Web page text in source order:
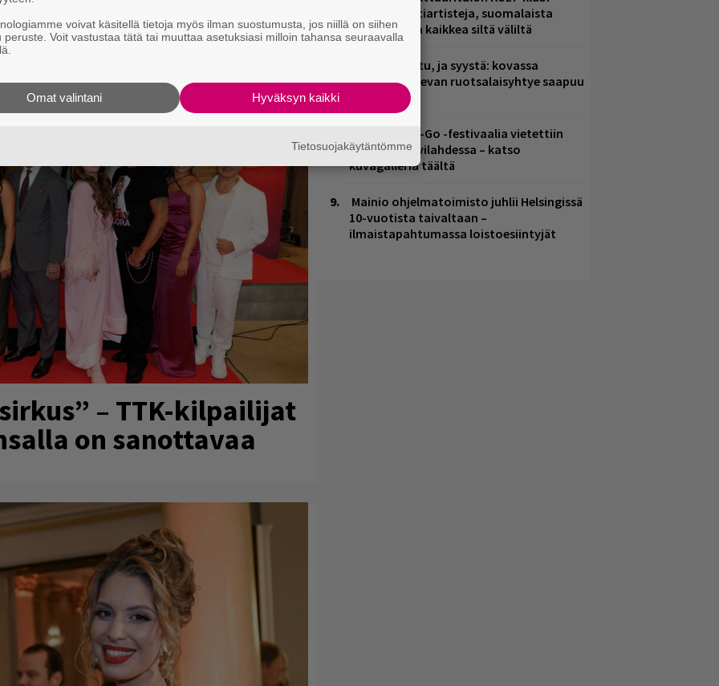
– TTK-kilpailijat
on sanottavaa
tarjoaa kulttiartisteja, suomalaista
osaamista ja kaikkea siltä väliltä
Kent mainittu, ja syystä: kovassa
nosteessa olevan ruotsalaisyhtye saapuu
Jytäkesä Go-Go -festivaalia vietettiin
Helsingin Suvilahdessa – katso
kuvagalleria täältä
Mainio ohjelmatoimisto juhlii Helsingissä
10-vuotista taivaltaan –
ilmaistapahtumassa loistoesiintyjät
voivat käsitellä tietoja myös ilman suostumusta, jos niillä on siihen
peruste. Voit vastustaa tätä tai muuttaa asetuksiasi milloin tahansa seuraavalla
Hyväksyn kaikki
Omat valintani
Tietosuojakäytäntömme